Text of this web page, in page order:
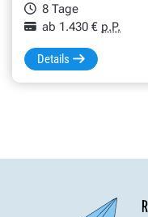
8 Tage
ab 1.430 € p.P.
Details